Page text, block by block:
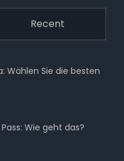
Recent
Wählen Sie die besten
Wie geht das?